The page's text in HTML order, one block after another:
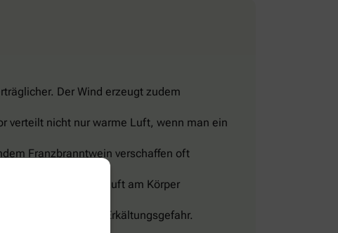
Der Wind erzeugt zudem
verteilt nicht nur warme Luft, wenn man ein
Franzbranntwein verschaffen oft
eine Wohltat.
und lässt die Luft am Körper
sonst droht Erkältungsgefahr.